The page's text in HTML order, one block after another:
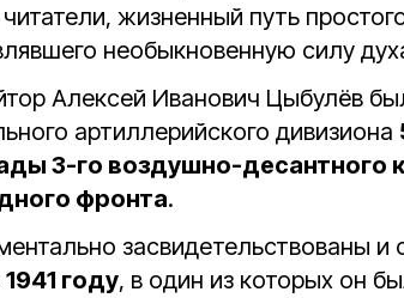
жизненный путь
необыкновенную силу
Алексей Иванович Цыбулёв
артиллерийского дивизиона
3-го воздушно-десантного
фронта.
засвидетельствованы и
1941 году, в один из которых он